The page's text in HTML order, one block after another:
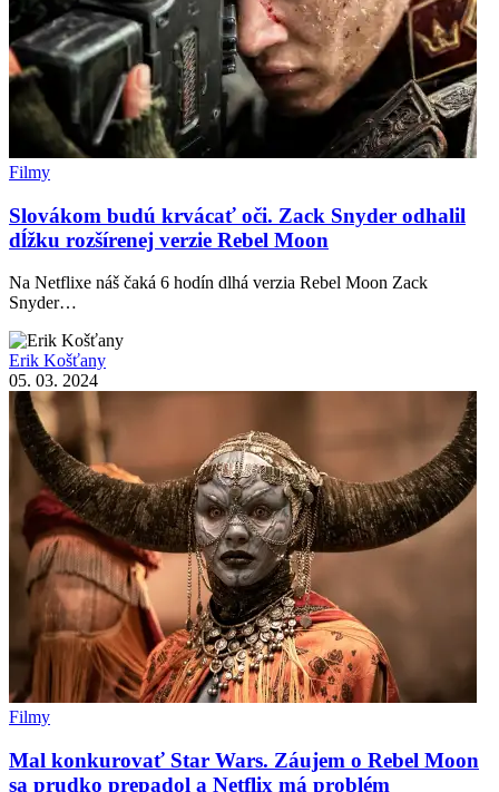
Filmy
Slovákom budú krvácať oči. Zack Snyder odhalil
dĺžku rozšírenej verzie Rebel Moon
Na Netflixe náš čaká 6 hodín dlhá verzia Rebel Moon Zack
Snyder…
Erik Košťany
05. 03. 2024
Filmy
Mal konkurovať Star Wars. Záujem o Rebel Moon
sa prudko prepadol a Netflix má problém